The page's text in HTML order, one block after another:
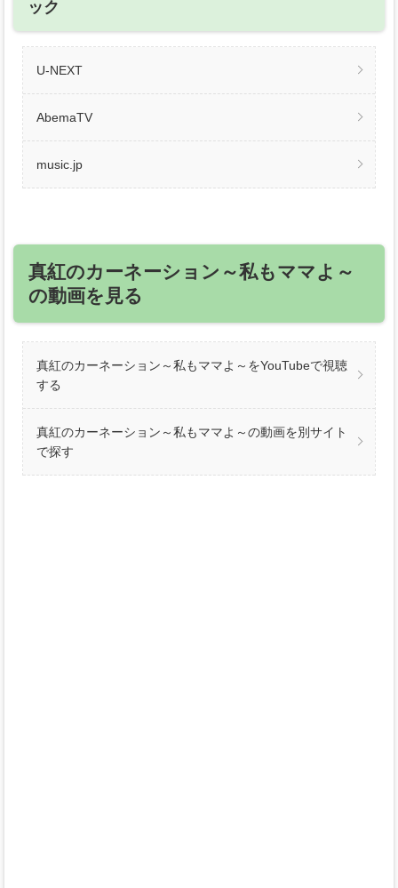
ック
U-NEXT
AbemaTV
music.jp
真紅のカーネーション～私もママよ～
の動画を見る
真紅のカーネーション～私もママよ～をYouTubeで視聴
する
真紅のカーネーション～私もママよ～の動画を別サイト
で探す